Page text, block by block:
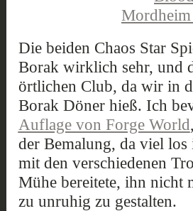
Die beiden Chaos Star
Borak wirklich sehr, und
örtlichen Club, da wir in
Borak Döner hieß. Ich
Auflage von Forge World
der Bemalung, da viel
mit den verschiedenen
Mühe bereitete, ihn nicht
zu unruhig zu gestalten.